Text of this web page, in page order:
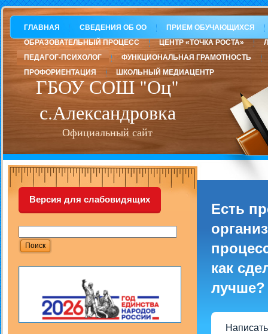
ГБОУ СОШ "Оц"
с.Александровка
Официальный сайт
ГЛАВНАЯ СВЕДЕНИЯ ОБ ОО
ПРИЕМ ОБУЧАЮЩИХСЯ
ОБРАЗОВАТЕЛЬНЫЙ ПРОЦЕСС
ЦЕНТР «ТОЧКА РОСТА»
ПЕДАГОГ-ПСИХОЛОГ
ФУНКЦИОНАЛЬНАЯ ГРАМОТНОСТЬ
ПРОФОРИЕНТАЦИЯ
ШКОЛЬНЫЙ МЕДИАЦЕНТР
Версия для слабовидящих
Есть
как
лучше?